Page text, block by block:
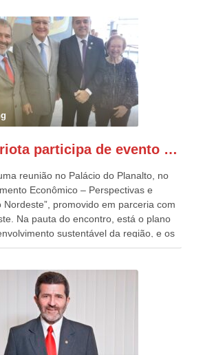
dos Ministérios, disse ter sido
e o mais organizado de todos. “Há
Patriota até no nome, participo
de Sete de Setembro, na
em Brasília. Este ano, o governo
cadeiras e coberturas, para 30.000
de Patriotas Brasileiros
na Esplanada. Eu, Lula e os
Gonzaga Patriota participa de evento em prol do desenvolvimento do Nordeste
reunião no Palácio do Planalto, no
Econômico – Perspectivas e
Nordeste”, promovido em parceria com
Na pauta do encontro, está o plano
sustentável da região, e os
de políticas públicas, que
a presença do Vice-presidente Geraldo
ocupa o Ministério do
Comércio e Serviços, o ex
agora Presidente do Banco do
o ex Deputado Federal, e
da SUDENE, Danilo Cabral, da